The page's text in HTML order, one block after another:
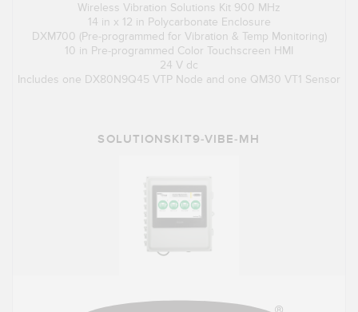
Wireless Vibration Solutions Kit 900 MHz
14 in x 12 in Polycarbonate Enclosure
DXM700 (Pre-programmed for Vibration & Temp Monitoring)
10 in Pre-programmed Color Touchscreen HMI
24 V dc
Includes one DX80N9Q45 VTP Node and one QM30 VT1 Sensor
SOLUTIONSKIT9-VIBE-MH